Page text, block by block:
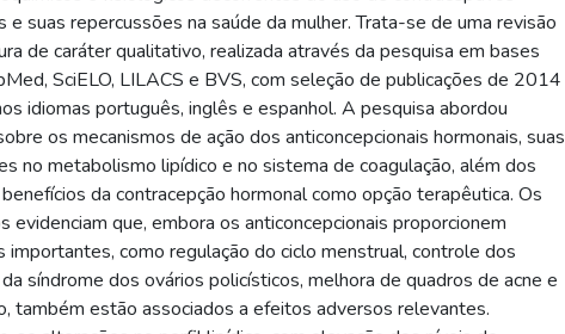
e suas repercussões na saúde da mulher. Trata-se de uma revisão
de caráter qualitativo, realizada através da pesquisa em bases
SciELO, LILACS e BVS, com seleção de publicações de 2014
idiomas português, inglês e espanhol. A pesquisa abordou
os mecanismos de ação dos anticoncepcionais hormonais, suas
no metabolismo lipídico e no sistema de coagulação, além dos
da contracepção hormonal como opção terapêutica. Os
evidenciam que, embora os anticoncepcionais proporcionem
importantes, como regulação do ciclo menstrual, controle dos
síndrome dos ovários policísticos, melhora de quadros de acne e
também estão associados a efeitos adversos relevantes.